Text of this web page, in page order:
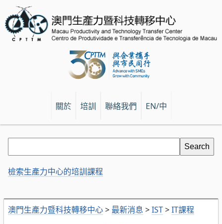
關於 培訓 聯絡我們 EN/中
澳門生產力暨科技轉移中心> 最新消息 >IST>IT課程
檢索生產力中心的培訓課程